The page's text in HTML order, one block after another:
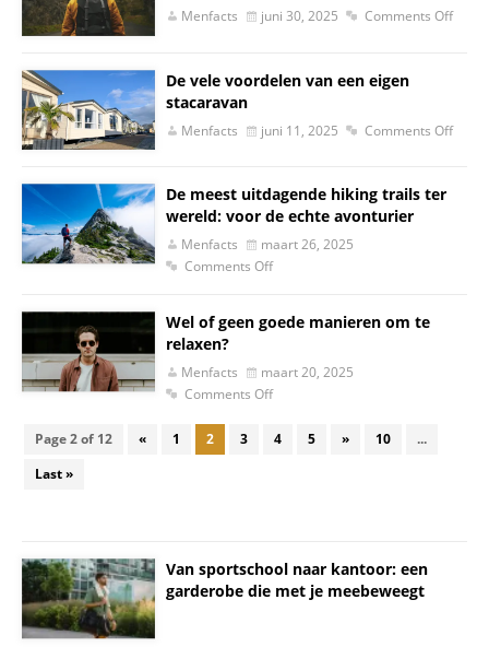
Menfacts juni 30, 2025 Comments Off
De vele voordelen van een eigen
stacaravan
Menfacts juni 11, 2025 Comments Off
De meest uitdagende hiking trails ter
wereld: voor de echte avonturier
Menfacts
maart 26, 2025
Comments Off
Wel of geen goede manieren om te
relaxen?
Menfacts
maart 20, 2025
Comments Off
Page 2 of 12 « 1 2 3 4 5 » 10
...
Last »
Van sportschool naar kantoor: een
garderobe die met je meebeweegt